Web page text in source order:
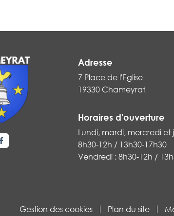
Lien vers le compte Facebook
Adresse
7 Place de l'Eglise
19330 Chameyrat
Horaires d'ouverture
Lundi, mardi, mercredi et
8h30-12h / 13h30-17h30
Vendredi : 8h30-12h /
Gestion des cookies Plan du site